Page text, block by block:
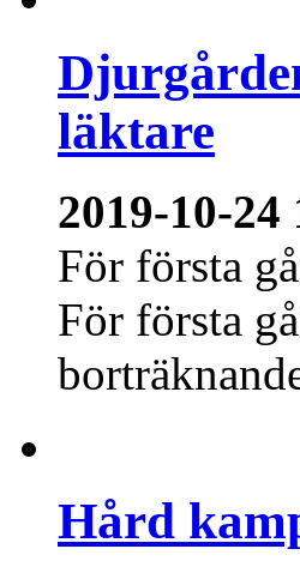
läktare
2019-10-24
För första
För första
Hård